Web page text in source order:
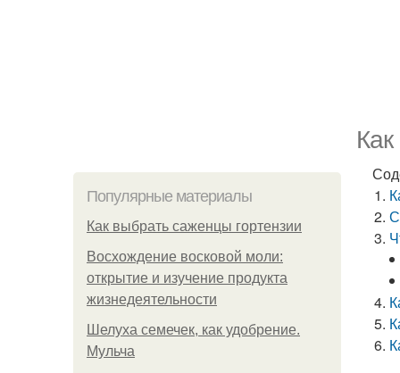
Популярные материалы
Как выбрать саженцы гортензии
Восхождение восковой моли:
открытие и изучение продукта
жизнедеятельности
Шелуха семечек, как удобрение.
Мульча